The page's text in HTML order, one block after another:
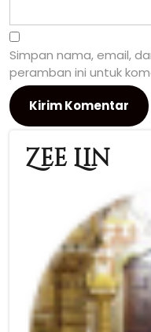
Simpan nama, email,
peramban ini untuk
Zee Lin